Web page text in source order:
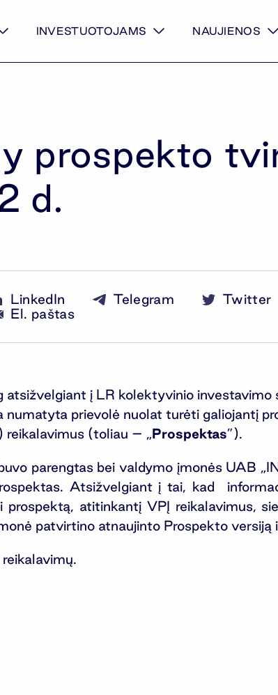
INVESTUOTOJAMS NAUJIENOS
prospekto
d.
LinkedIn Telegram Twitter
El. paštas
atsižvelgiant į LR kolektyvinio
numatyta prievolė nuolat turėti galiojantį
reikalavimus (toliau – „Prospektas”).
parengtas bei valdymo įmonės UAB
Atsižvelgiant į tai, kad
prospektą, atitinkantį VPĮ reikalavimus,
patvirtino atnaujinto Prospekto versiją